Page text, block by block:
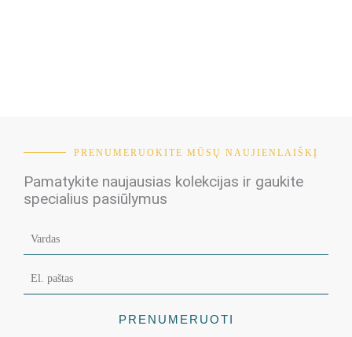
PRENUMERUOKITE MŪSŲ NAUJIENLAIŠKĮ
Pamatykite naujausias kolekcijas ir gaukite
specialius pasiūlymus
PRENUMERUOTI